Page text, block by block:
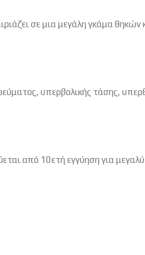
σε μια μεγάλη γκάμα
υπερβολικής τάσης,
από 10ετή εγγύηση για